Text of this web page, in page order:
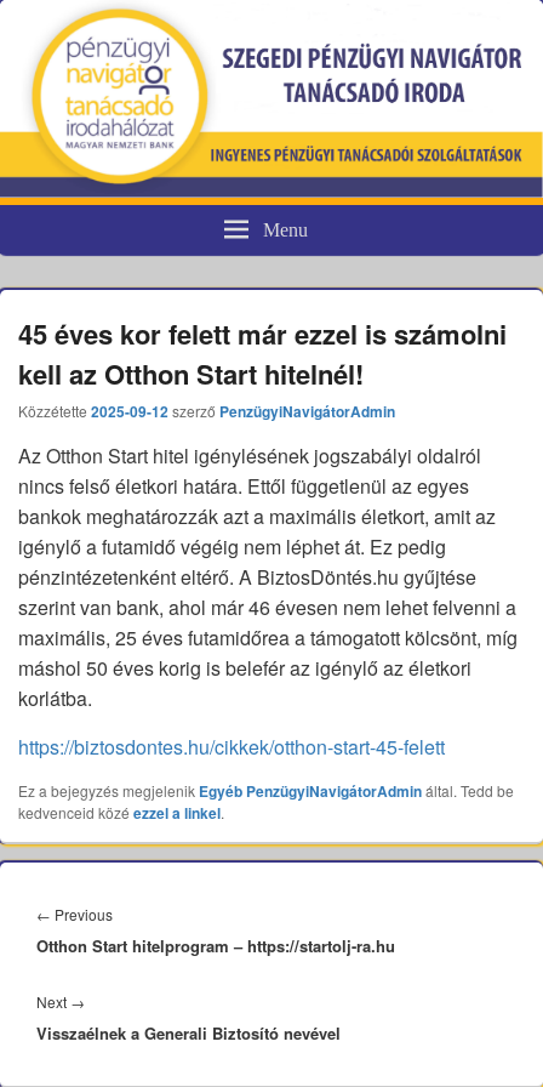
Pénzügyi fogyasztóvédelem
Menu
45 éves kor felett már ezzel is számolni
kell az Otthon Start hitelnél!
Közzétette 2025-09-12szerző PenzügyiNavigátorAdmin
Az Otthon Start hitel igénylésének jogszabályi oldalról
nincs felső életkori határa. Ettől függetlenül az egyes
bankok meghatározzák azt a maximális életkort, amit az
igénylő a futamidő végéig nem léphet át. Ez pedig
pénzintézetenként eltérő. A BiztosDöntés.hu gyűjtése
szerint van bank, ahol már 46 évesen nem lehet felvenni a
maximális, 25 éves futamidőrea a támogatott kölcsönt, míg
máshol 50 éves korig is belefér az igénylő az életkori
korlátba.
https://biztosdontes.hu/cikkek/otthon-start-45-felett
Ez a bejegyzés megjelenik Egyéb PenzügyiNavigátorAdmináltal. Tedd be
kedvenceid közé ezzel a linkel.
navigáció
← PreviousPrevious
post:
Otthon Start hitelprogram – https://startolj-ra.hu
Next →
post:
Visszaélnek a Generali Biztosító nevével